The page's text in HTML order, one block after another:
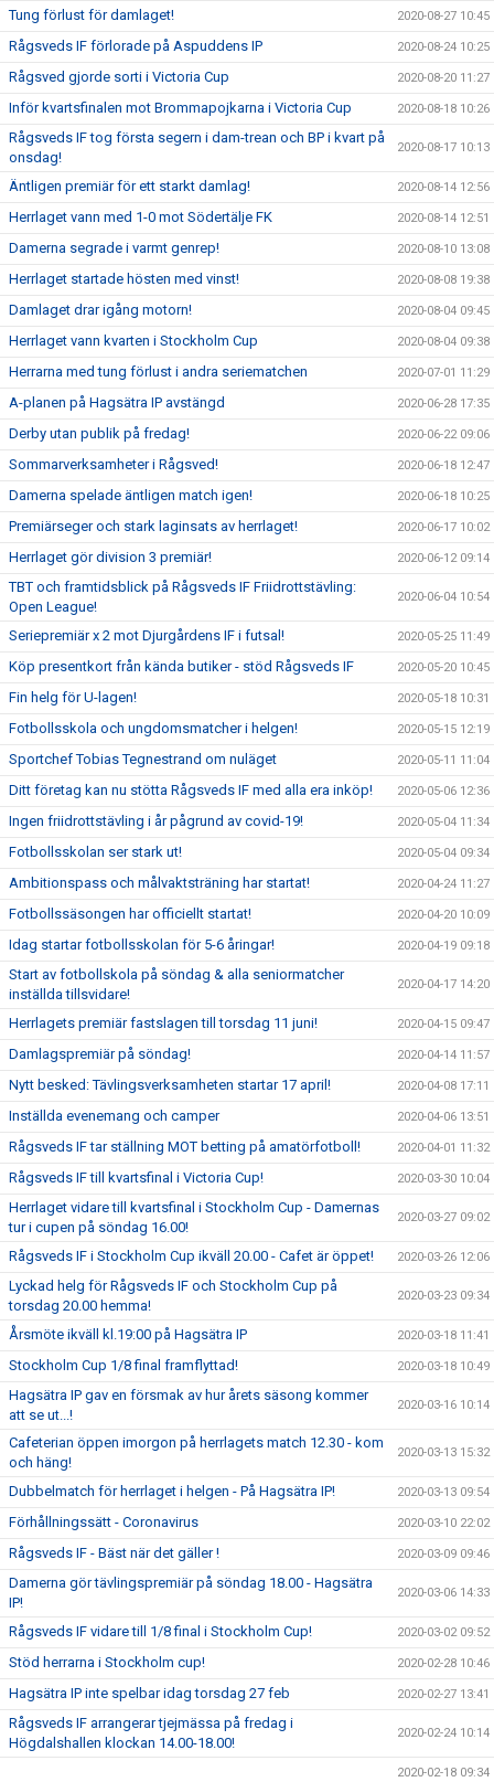
Tung förlust för damlaget! 2020-08-27 10:45
Rågsveds IF förlorade på Aspuddens IP 2020-08-24 10:25
Rågsved gjorde sorti i Victoria Cup 2020-08-20 11:27
Inför kvartsfinalen mot Brommapojkarna i Victoria Cup 2020-08-18 10:26
Rågsveds IF tog första segern i dam-trean och BP i kvart på
onsdag!
2020-08-17 10:13
Äntligen premiär för ett starkt damlag! 2020-08-14 12:56
Herrlaget vann med 1-0 mot Södertälje FK 2020-08-14 12:51
Damerna segrade i varmt genrep! 2020-08-10 13:08
Herrlaget startade hösten med vinst! 2020-08-08 19:38
Damlaget drar igång motorn! 2020-08-04 09:45
Herrlaget vann kvarten i Stockholm Cup 2020-08-04 09:38
Herrarna med tung förlust i andra seriematchen 2020-07-01 11:29
A-planen på Hagsätra IP avstängd 2020-06-28 17:35
Derby utan publik på fredag! 2020-06-22 09:06
Sommarverksamheter i Rågsved! 2020-06-18 12:47
Damerna spelade äntligen match igen! 2020-06-18 10:25
Premiärseger och stark laginsats av herrlaget! 2020-06-17 10:02
Herrlaget gör division 3 premiär! 2020-06-12 09:14
TBT och framtidsblick på Rågsveds IF Friidrottstävling:
Open League!
2020-06-04 10:54
Seriepremiär x 2 mot Djurgårdens IF i futsal! 2020-05-25 11:49
Köp presentkort från kända butiker - stöd Rågsveds IF 2020-05-20 10:45
Fin helg för U-lagen! 2020-05-18 10:31
Fotbollsskola och ungdomsmatcher i helgen! 2020-05-15 12:19
Sportchef Tobias Tegnestrand om nuläget 2020-05-11 11:04
Ditt företag kan nu stötta Rågsveds IF med alla era inköp! 2020-05-06 12:36
Ingen friidrottstävling i år pågrund av covid-19! 2020-05-04 11:34
Fotbollsskolan ser stark ut! 2020-05-04 09:34
Ambitionspass och målvaktsträning har startat! 2020-04-24 11:27
Fotbollssäsongen har officiellt startat! 2020-04-20 10:09
Idag startar fotbollsskolan för 5-6 åringar! 2020-04-19 09:18
Start av fotbollskola på söndag & alla seniormatcher
inställda tillsvidare!
2020-04-17 14:20
Herrlagets premiär fastslagen till torsdag 11 juni! 2020-04-15 09:47
Damlagspremiär på söndag! 2020-04-14 11:57
Nytt besked: Tävlingsverksamheten startar 17 april! 2020-04-08 17:11
Inställda evenemang och camper 2020-04-06 13:51
Rågsveds IF tar ställning MOT betting på amatörfotboll! 2020-04-01 11:32
Rågsveds IF till kvartsfinal i Victoria Cup! 2020-03-30 10:04
Herrlaget vidare till kvartsfinal i Stockholm Cup - Damernas
tur i cupen på söndag 16.00!
2020-03-27 09:02
Rågsveds IF i Stockholm Cup ikväll 20.00 - Cafet är öppet! 2020-03-26 12:06
Lyckad helg för Rågsveds IF och Stockholm Cup på
torsdag 20.00 hemma!
2020-03-23 09:34
Årsmöte ikväll kl.19:00 på Hagsätra IP 2020-03-18 11:41
Stockholm Cup 1/8 final framflyttad! 2020-03-18 10:49
Hagsätra IP gav en försmak av hur årets säsong kommer
att se ut...!
2020-03-16 10:14
Cafeterian öppen imorgon på herrlagets match 12.30 - kom
och häng!
2020-03-13 15:32
Dubbelmatch för herrlaget i helgen - På Hagsätra IP! 2020-03-13 09:54
Förhållningssätt - Coronavirus 2020-03-10 22:02
Rågsveds IF - Bäst när det gäller ! 2020-03-09 09:46
Damerna gör tävlingspremiär på söndag 18.00 - Hagsätra
IP!
2020-03-06 14:33
Rågsveds IF vidare till 1/8 final i Stockholm Cup! 2020-03-02 09:52
Stöd herrarna i Stockholm cup! 2020-02-28 10:46
Hagsätra IP inte spelbar idag torsdag 27 feb 2020-02-27 13:41
Rågsveds IF arrangerar tjejmässa på fredag i
Högdalshallen klockan 14.00-18.00!
2020-02-24 10:14
2020-02-18 09:34